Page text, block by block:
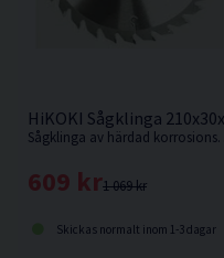
HiKOKI Sågklinga
Sågklinga av härdad
1 069 kr
609 kr
Skickas normalt inom 1-3 dagar